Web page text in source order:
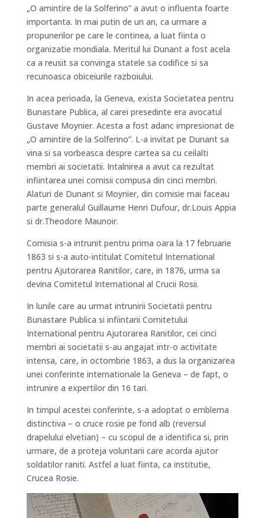
„O amintire de la Solferino” a avut o influenta foarte
importanta. In mai putin de un an, ca urmare a
propunerilor pe care le continea, a luat fiinta o
organizatie mondiala. Meritul lui Dunant a fost acela
ca a reusit sa convinga statele sa codifice si sa
recunoasca obiceiurile razboiului.
In acea perioada, la Geneva, exista Societatea pentru
Bunastare Publica, al carei presedinte era avocatul
Gustave Moynier. Acesta a fost adanc impresionat de
„O amintire de la Solferino”. L-a invitat pe Dunant sa
vina si sa vorbeasca despre cartea sa cu ceilalti
membri ai societatii. Intalnirea a avut ca rezultat
infiintarea unei comisii compusa din cinci membri.
Alaturi de Dunant si Moynier, din comisie mai faceau
parte generalul Guillaume Henri Dufour, dr.Louis Appia
si dr.Theodore Maunoir.
Comisia s-a intrunit pentru prima oara la 17 februarie
1863 si s-a auto-intitulat Comitetul International
pentru Ajutorarea Ranitilor, care, in 1876, urma sa
devina Comitetul International al Crucii Rosii.
In lunile care au urmat intrunirii Societatii pentru
Bunastare Publica si infiintarii Comitetului
International pentru Ajutorarea Ranitilor, cei cinci
membri ai societatii s-au angajat intr-o activitate
intensa, care, in octombrie 1863, a dus la organizarea
unei conferinte internationale la Geneva – de fapt, o
intrunire a expertilor din 16 tari.
In timpul acestei conferinte, s-a adoptat o emblema
distinctiva – o cruce rosie pe fond alb (reversul
drapelului elvetian) – cu scopul de a identifica si, prin
urmare, de a proteja voluntarii care acorda ajutor
soldatilor raniti. Astfel a luat fiinta, ca institutie,
Crucea Rosie.